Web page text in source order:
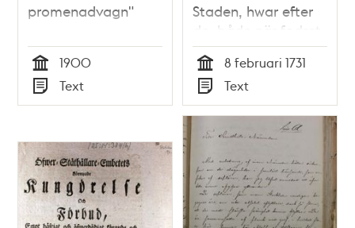
promenadvagn"
Tid
1900
Typ
Text
Staden, hwar efter
de, både när fodret
inkiöpes til mindre
eller högre prijs sig
skola rätta.
Stockholms Rådhus
den 8. februarii 1731.
Tid
8 februari 1731
Typ
Text